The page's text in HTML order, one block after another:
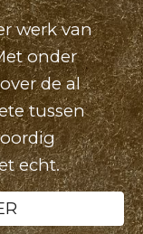
werk van
onder
de al
tussen
echt.